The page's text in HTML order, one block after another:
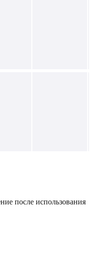
после использования